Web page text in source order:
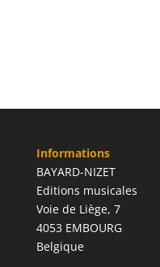
Informations
BAYARD-NIZET
Editions musicales
Voie de Liège, 7
4053 EMBOURG
Belgique